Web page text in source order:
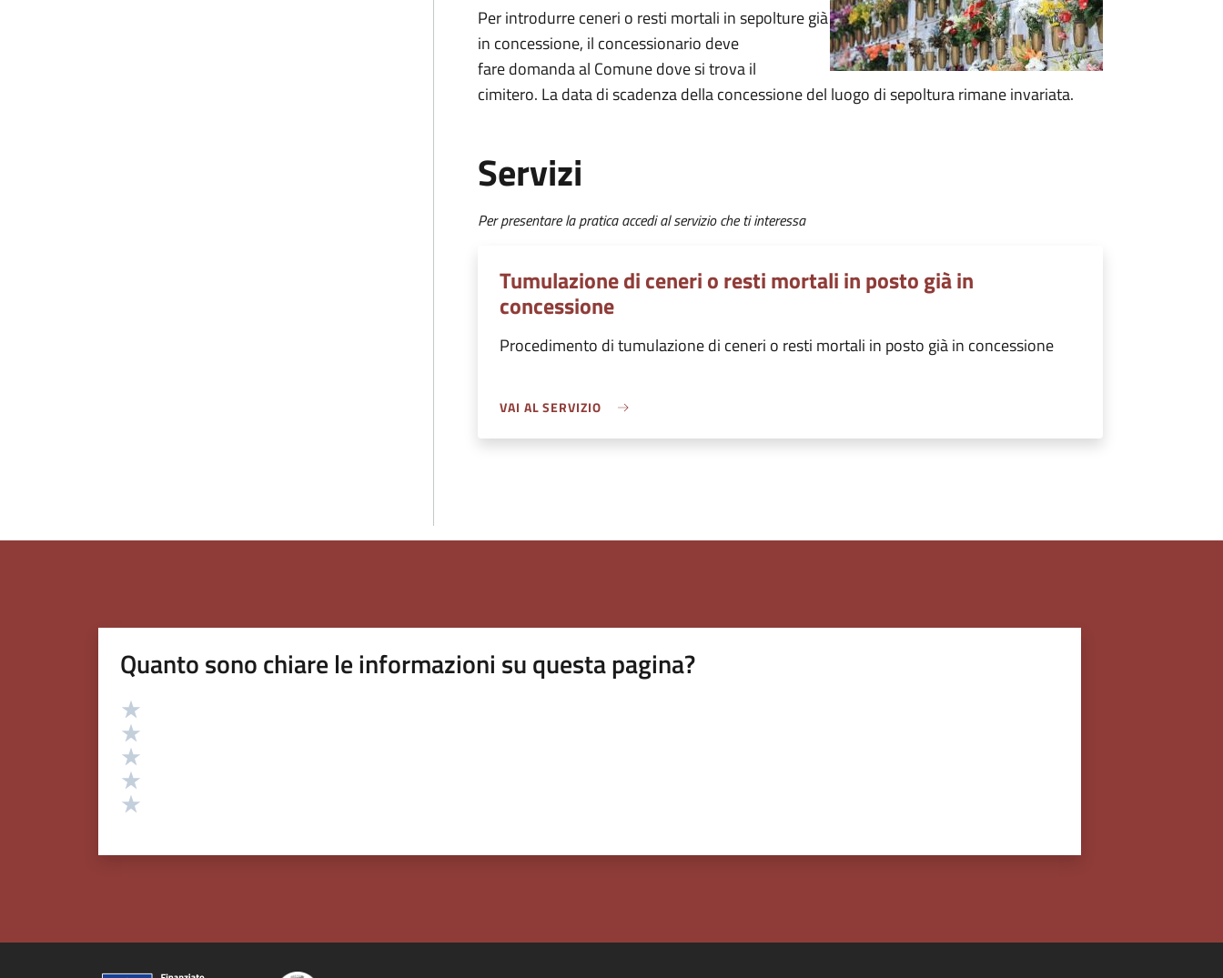
Per introdurre ceneri o resti mortali in sepolture già
in concessione, il concessionario deve
fare domanda al Comune dove si trova il
cimitero. La data di scadenza della concessione del luogo di sepoltura rimane invariata.
Servizi
Per presentare la pratica accedi al servizio che ti interessa
Tumulazione di ceneri o resti mortali in posto già in
concessione
Procedimento di tumulazione di ceneri o resti mortali in posto già in concessione
VAI AL SERVIZIO
Quanto sono chiare le informazioni su questa pagina?
Valutazione